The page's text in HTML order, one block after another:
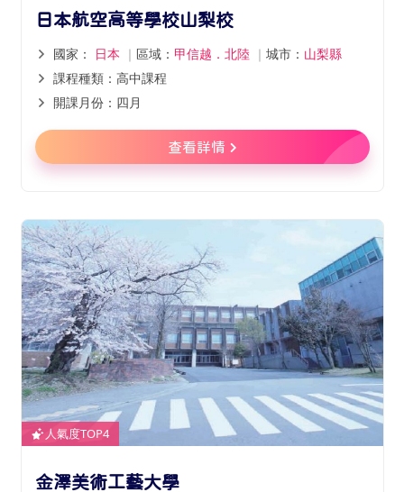
日本航空高等學校山梨校
國家： 日本 ｜ 區域： 甲信越．北陸 ｜ 城市： 山梨縣
課程種類：高中課程
開課月份：四月
查看詳情
人氣度TOP4
金澤美術工藝大學